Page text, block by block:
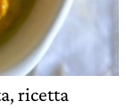
ricetta